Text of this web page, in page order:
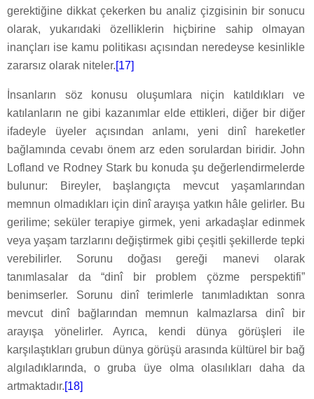
gerektiğine dikkat çekerken bu analiz çizgisinin bir sonucu
olarak, yukarıdaki özelliklerin hiçbirine sahip olmayan
inançları ise kamu politikası açısından neredeyse kesinlikle
zararsız olarak niteler.[17]
İnsanların söz konusu oluşumlara niçin katıldıkları ve
katılanların ne gibi kazanımlar elde ettikleri, diğer bir diğer
ifadeyle üyeler açısından anlamı, yeni dinî hareketler
bağlamında cevabı önem arz eden sorulardan biridir. John
Lofland ve Rodney Stark bu konuda şu değerlendirmelerde
bulunur: Bireyler, başlangıçta mevcut yaşamlarından
memnun olmadıkları için dinî arayışa yatkın hâle gelirler. Bu
gerilime; seküler terapiye girmek, yeni arkadaşlar edinmek
veya yaşam tarzlarını değiştirmek gibi çeşitli şekillerde tepki
verebilirler. Sorunu doğası gereği manevi olarak
tanımlasalar da “dinî bir problem çözme perspektifi”
benimserler. Sorunu dinî terimlerle tanımladıktan sonra
mevcut dinî bağlarından memnun kalmazlarsa dinî bir
arayışa yönelirler. Ayrıca, kendi dünya görüşleri ile
karşılaştıkları grubun dünya görüşü arasında kültürel bir bağ
algıladıklarında, o gruba üye olma olasılıkları daha da
artmaktadır.[18]